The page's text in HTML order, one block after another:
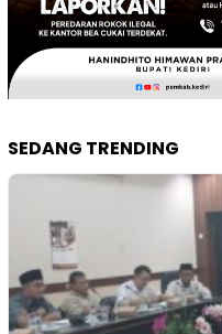
SEDANG TRENDING